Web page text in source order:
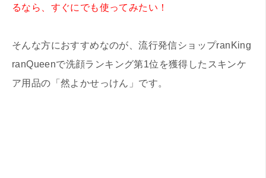
るなら、すぐにでも使ってみたい！
そんな方におすすめなのが、流行発信ショップranKing
ranQueenで洗顔ランキング第1位を獲得したスキンケ
ア用品の「然よかせっけん」です。